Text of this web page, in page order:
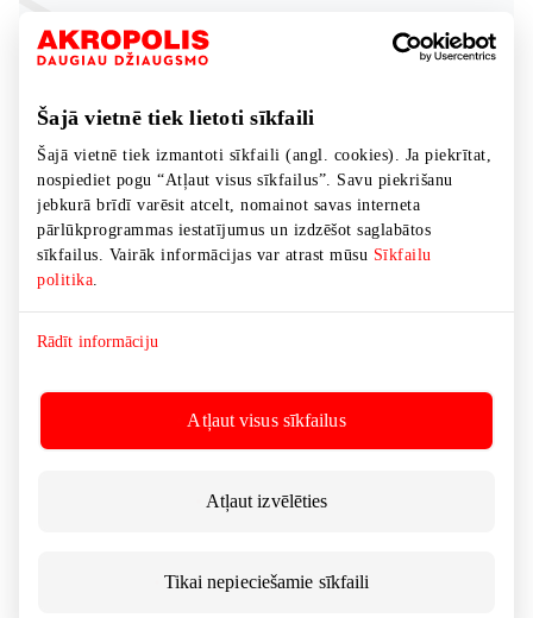
Šajā vietnē tiek lietoti sīkfaili
Šajā vietnē tiek izmantoti sīkfaili (angl. cookies). Ja piekrītat,
nospiediet pogu “Atļaut visus sīkfailus”. Savu piekrišanu
jebkurā brīdī varēsit atcelt, nomainot savas interneta
pārlūkprogrammas iestatījumus un izdzēšot saglabātos
sīkfailus. Vairāk informācijas var atrast mūsu Sīkfailu
politika
Rādīt informāciju
Atļaut visus sīkfailus
Atļaut izvēlēties
Tikai nepieciešamie sīkfaili